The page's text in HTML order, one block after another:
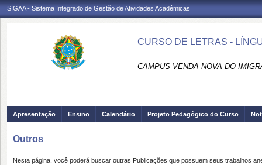
SIGAA - Sistema Integrado de Gestão de Atividades Acadêmicas
CURSO DE LETRAS -
CAMPUS VENDA NOVA DO
Apresentação Ensino Calendário Projeto Pedagógico do Curso
Outros
Nesta página, você poderá buscar outras Publicações que possuem seus trabalhos